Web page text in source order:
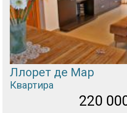
Ллорет де Мар
Квартира
220